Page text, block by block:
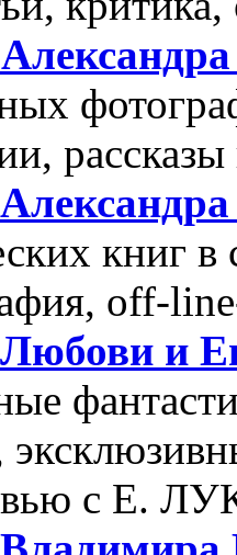
книг
off-
Любови и
с Е.